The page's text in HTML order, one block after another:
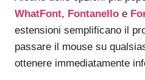
WhatFont, Fontanello e
estensioni semplificano il
passare il mouse su
ottenere immediatamente